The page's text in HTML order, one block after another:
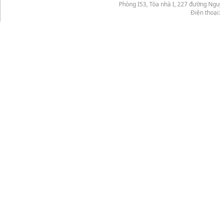
Phòng I53, Tòa nhà I, 227 đường
Điện